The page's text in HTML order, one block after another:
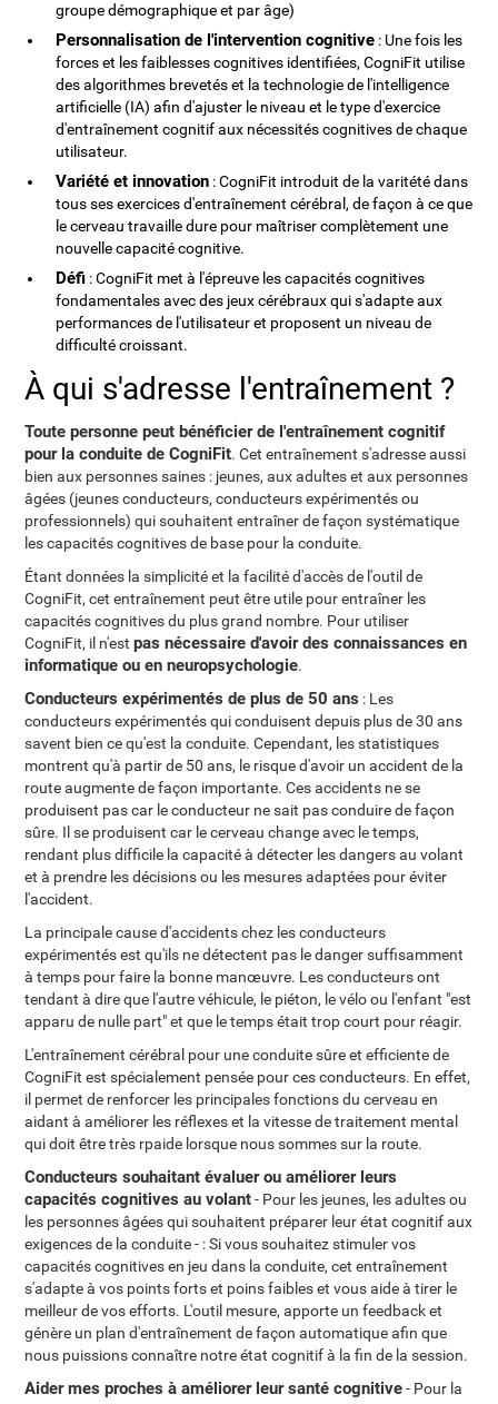
groupe démographique et par âge)
Personnalisation de l'intervention cognitive : Une fois les
forces et les faiblesses cognitives identifiées, CogniFit utilise
des algorithmes brevetés et la technologie de l'intelligence
artificielle (IA) afin d'ajuster le niveau et le type d'exercice
d'entraînement cognitif aux nécessités cognitives de chaque
utilisateur.
Variété et innovation : CogniFit introduit de la varitété dans
tous ses exercices d'entraînement cérébral, de façon à ce que
le cerveau travaille dure pour maîtriser complètement une
nouvelle capacité cognitive.
Défi : CogniFit met à l'épreuve les capacités cognitives
fondamentales avec des jeux cérébraux qui s'adapte aux
performances de l'utilisateur et proposent un niveau de
difficulté croissant.
À qui s'adresse l'entraînement ?
Toute personne peut bénéficier de l'entraînement cognitif
pour la conduite de CogniFit. Cet entraînement s'adresse aussi
bien aux personnes saines : jeunes, aux adultes et aux personnes
âgées (jeunes conducteurs, conducteurs expérimentés ou
professionnels) qui souhaitent entraîner de façon systématique
les capacités cognitives de base pour la conduite.
Étant données la simplicité et la facilité d'accès de l'outil de
CogniFit, cet entraînement peut être utile pour entraîner les
capacités cognitives du plus grand nombre. Pour utiliser
CogniFit, il n'estpas nécessaire d'avoir des connaissances en
informatique ou en neuropsychologie.
Conducteurs expérimentés de plus de 50 ans : Les
conducteurs expérimentés qui conduisent depuis plus de 30 ans
savent bien ce qu'est la conduite. Cependant, les statistiques
montrent qu'à partir de 50 ans, le risque d'avoir un accident de la
route augmente de façon importante. Ces accidents ne se
produisent pas car le conducteur ne sait pas conduire de façon
sûre. Il se produisent car le cerveau change avec le temps,
rendant plus difficile la capacité à détecter les dangers au volant
et à prendre les décisions ou les mesures adaptées pour éviter
l'accident.
La principale cause d'accidents chez les conducteurs
expérimentés est qu'ils ne détectent pas le danger suffisamment
à temps pour faire la bonne manœuvre. Les conducteurs ont
tendant à dire que l'autre véhicule, le piéton, le vélo ou l'enfant "est
apparu de nulle part" et que le temps était trop court pour réagir.
L'entraînement cérébral pour une conduite sûre et efficiente de
CogniFit est spécialement pensée pour ces conducteurs. En effet,
il permet de renforcer les principales fonctions du cerveau en
aidant à améliorer les réflexes et la vitesse de traitement mental
qui doit être très rpaide lorsque nous sommes sur la route.
Conducteurs souhaitant évaluer ou améliorer leurs
capacités cognitives au volant- Pour les jeunes, les adultes ou
les personnes âgées qui souhaitent préparer leur état cognitif aux
exigences de la conduite - : Si vous souhaitez stimuler vos
capacités cognitives en jeu dans la conduite, cet entraînement
s'adapte à vos points forts et poins faibles et vous aide à tirer le
meilleur de vos efforts. L'outil mesure, apporte un feedback et
génère un plan d'entraînement de façon automatique afin que
nous puissions connaître notre état cognitif à la fin de la session.
Aider mes proches à améliorer leur santé cognitive- Pour la